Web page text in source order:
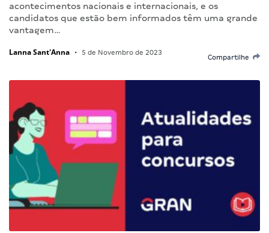
acontecimentos nacionais e internacionais, e os
candidatos que estão bem informados têm uma grande
vantagem…
Lanna Sant'Anna • 5 de Novembro de 2023
Compartilhe